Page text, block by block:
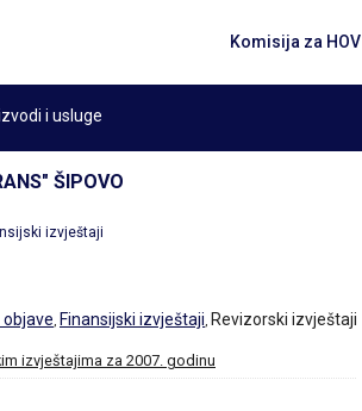
Komisija za HOV
i usluge
ŠIPOVO
izvještaji
objave, Finansijski izvještaji, Revizorski izvještaji
izvještajima za 2007. godinu